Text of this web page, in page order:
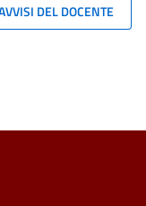
DEL DOCENTE